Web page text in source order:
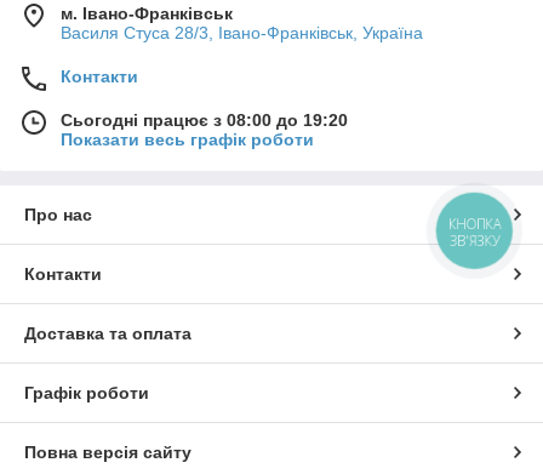
м. Івано-Франківськ
Василя Стуса 28/3, Івано-Франківськ, Україна
Контакти
Сьогодні працює з 08:00 до 19:20
Показати весь графік роботи
Про нас
Контакти
Доставка та оплата
Графік роботи
Повна версія сайту
КНОПКА
ЗВ'ЯЗКУ